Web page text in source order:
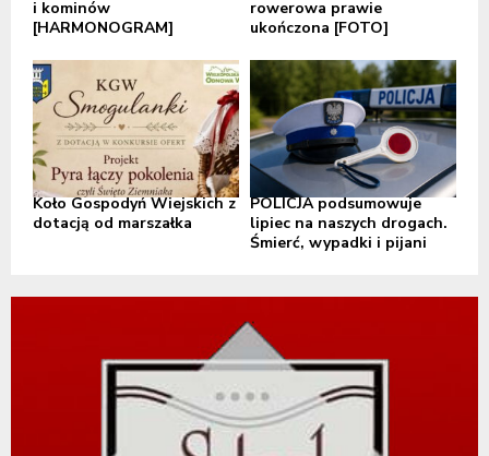
i kominów
[HARMONOGRAM]
rowerowa prawie
ukończona [FOTO]
Koło Gospodyń Wiejskich z
dotacją od marszałka
POLICJA podsumowuje
lipiec na naszych drogach.
Śmierć, wypadki i pijani